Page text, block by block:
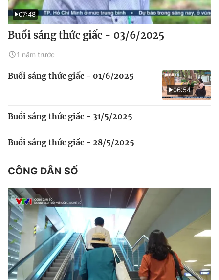
07:48
Buổi sáng thức giấc - 03/6/2025
1 năm trước
06:54
Buổi sáng thức giấc - 01/6/2025
Buổi sáng thức giấc - 31/5/2025
Buổi sáng thức giấc - 28/5/2025
CÔNG DÂN SỐ